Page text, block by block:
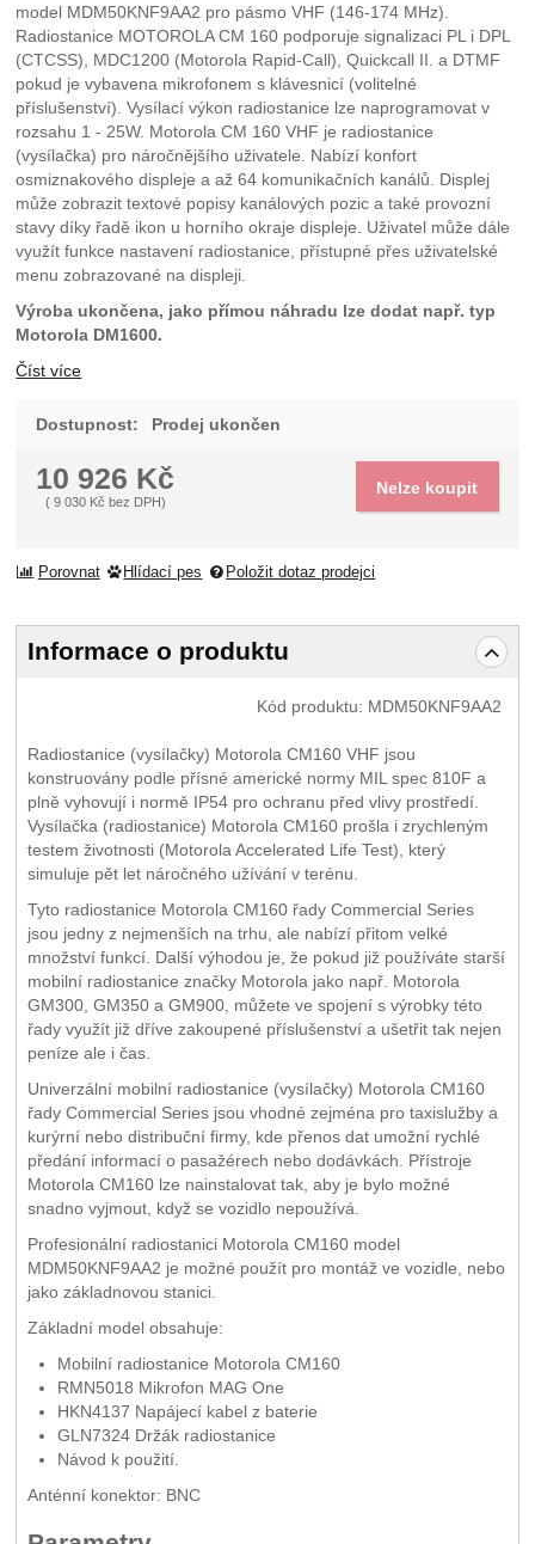
model MDM50KNF9AA2 pro pásmo VHF (146-174 MHz).
Radiostanice MOTOROLA CM 160 podporuje signalizaci PL i DPL
(CTCSS), MDC1200 (Motorola Rapid-Call), Quickcall II. a DTMF
pokud je vybavena mikrofonem s klávesnicí (volitelné
příslušenství). Vysílací výkon radiostanice lze naprogramovat v
rozsahu 1 - 25W. Motorola CM 160 VHF je radiostanice
(vysílačka) pro náročnějšího uživatele. Nabízí konfort
osmiznakového displeje a až 64 komunikačních kanálů. Displej
může zobrazit textové popisy kanálových pozic a také provozní
stavy díky řadě ikon u horního okraje displeje. Uživatel může dále
využít funkce nastavení radiostanice, přístupné přes uživatelské
menu zobrazované na displeji.
Výroba ukončena, jako přímou náhradu lze dodat např. typ
Motorola DM1600.
Číst více
Dostupnost: Prodej ukončen
10 926 Kč
(9 030 Kč bez DPH)
Nelze koupit
Porovnat Hlídací pes Položit dotaz prodejci
Informace o produktu
Kód produktu: MDM50KNF9AA2
Radiostanice (vysílačky) Motorola CM160 VHF jsou
konstruovány podle přísné americké normy MIL spec 810F a
plně vyhovují i normě IP54 pro ochranu před vlivy prostředí.
Vysílačka (radiostanice) Motorola CM160 prošla i zrychleným
testem životnosti (Motorola Accelerated Life Test), který
simuluje pět let náročného užívání v terénu.
Tyto radiostanice Motorola CM160 řady Commercial Series
jsou jedny z nejmenších na trhu, ale nabízí přitom velké
množství funkcí. Další výhodou je, že pokud již používáte starší
mobilní radiostanice značky Motorola jako např. Motorola
GM300, GM350 a GM900, můžete ve spojení s výrobky této
řady využít již dříve zakoupené příslušenství a ušetřit tak nejen
peníze ale i čas.
Univerzální mobilní radiostanice (vysílačky) Motorola CM160
řady Commercial Series jsou vhodné zejména pro taxislužby a
kurýrní nebo distribuční firmy, kde přenos dat umožní rychlé
předání informací o pasažérech nebo dodávkách. Přístroje
Motorola CM160 lze nainstalovat tak, aby je bylo možné
snadno vyjmout, když se vozidlo nepoužívá.
Profesionální radiostanici Motorola CM160 model
MDM50KNF9AA2 je možné použít pro montáž ve vozidle, nebo
jako základnovou stanici.
Základní model obsahuje:
Mobilní radiostanice Motorola CM160
RMN5018 Mikrofon MAG One
HKN4137 Napájecí kabel z baterie
GLN7324 Držák radiostanice
Návod k použití.
Anténní konektor: BNC